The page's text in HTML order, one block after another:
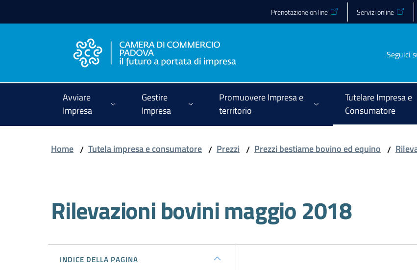
Prenotazione on line Servizi online
Seguici
Avviare
Impresa
Gestire
Impresa
Promuovere Impresa e
territorio
Tutelare Impresa e
Consumatore
Home / Tutela impresa e consumatore / Prezzi / Prezzi bestiame bovino ed equino /
Rilevazioni bovini maggio 2018
INDICE DELLA PAGINA